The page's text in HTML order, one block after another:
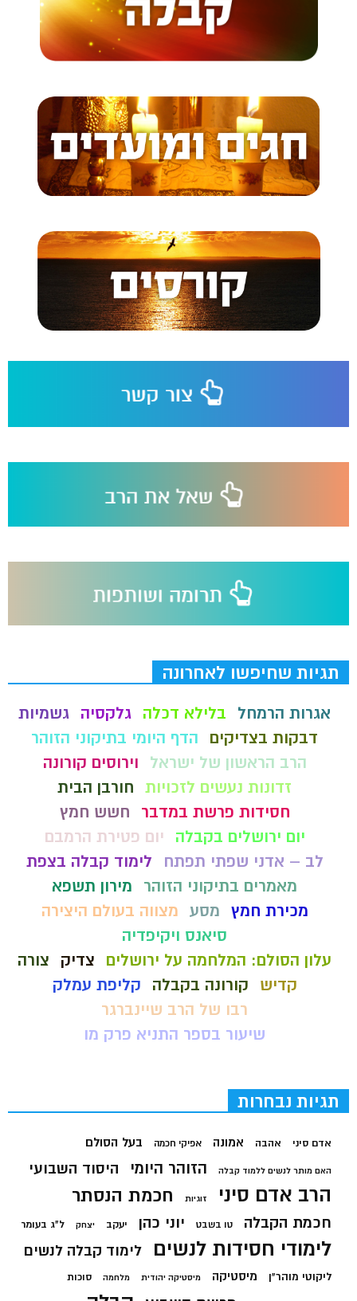
תגיות שחיפשו לאחרונה
אגרות הרמחל בלילא דכלה גלקסיה גשמיות
דבקות בצדיקים
הדף היומי בתיקוני הזוהר
הרב הראשון של ישראל
וירוסים קורונה
זדונות נעשים לזכויות חורבן הבית
חסידות פרשת במדבר
חשש חמץ
יום ירושלים בקבלה
יום פטירת הרמבם
לב – אדני שפתי תפתח
לימוד קבלה בצפת
מאמרים בתיקוני הזוהר
מירון תשפא
מכירת חמץ מסע מצווה בעולם היצירה
סיאנס ויקיפדיה
עלון הסולם: המלחמה על ירושלים
צדיק
צורה
קדיש
קורונה בקבלה
קליפת עמלק
רבו של הרב שיינברגר
שיעור בספר התניא פרק מו
תגיות נבחרות
אדם סיני אהבה אמונה אפיקי חכמה בעל הסולם
האם מותר לנשים ללמוד קבלה הזוהר היומי היסוד השבועי
הרב אדם סיני זוגיות חכמת הנסתר
חכמת הקבלה טו בשבט יוני כהן יעקב יצחק ל"ג בעומר
לימודי חסידות לנשים לימוד קבלה לנשים
ליקוטי מוהר"ן מיסטיקה מיסטיקה יהודית מלחמה סוכות